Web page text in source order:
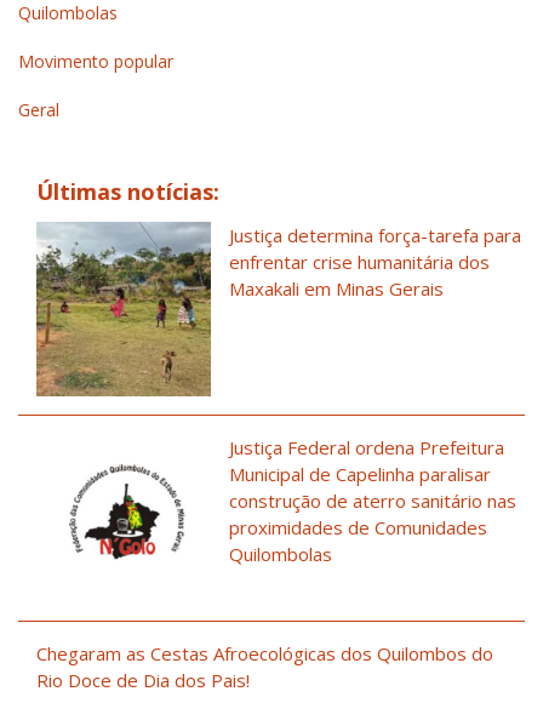
Quilombolas
Movimento popular
Geral
Últimas notícias:
Justiça determina força-tarefa para
enfrentar crise humanitária dos
Maxakali em Minas Gerais
Justiça Federal ordena Prefeitura
Municipal de Capelinha paralisar
construção de aterro sanitário nas
proximidades de Comunidades
Quilombolas
Chegaram as Cestas Afroecológicas dos Quilombos do
Rio Doce de Dia dos Pais!